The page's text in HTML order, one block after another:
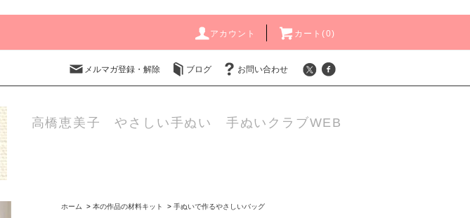
アカウント カート(0)
メルマガ登録・解除 ブログ お問い合わせ
高橋恵美子 やさしい手ぬい 手ぬいクラブWEB
ホーム > 本の作品の材料キット > 手ぬいで作るやさしいバッグ